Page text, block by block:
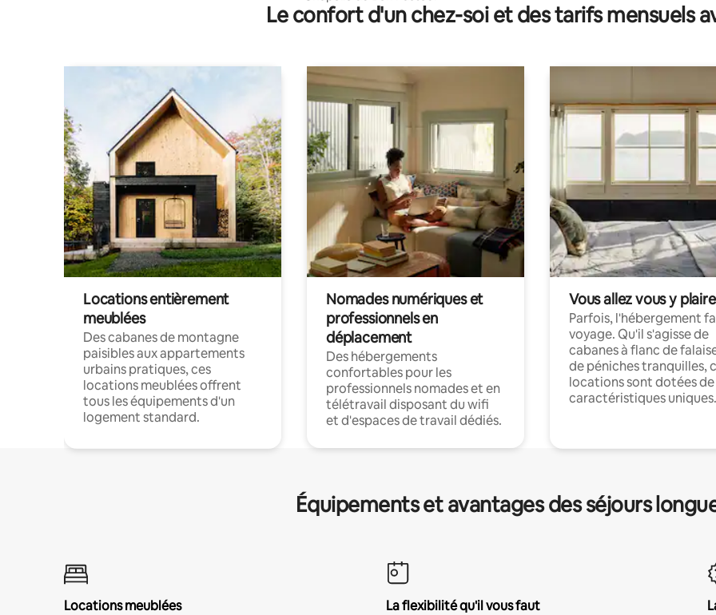
Le confort d'un chez-soi et des tarifs mensuels
Locations entièrement
meublées
Des cabanes de montagne
paisibles aux appartements
urbains pratiques, ces
locations meublées offrent
tous les équipements d'un
logement standard.
Nomades numériques et
professionnels en
déplacement
Des hébergements
confortables pour les
professionnels nomades et en
télétravail disposant du wifi
et d'espaces de travail dédiés.
Vous allez vous y plaire
Parfois, l'hébergement
voyage. Qu'il s'agisse de
cabanes à flanc de
de péniches tranquilles,
locations sont dotées de
caractéristiques uniques.
Équipements et avantages des séjours
Locations meublées
La flexibilité qu'il vous faut